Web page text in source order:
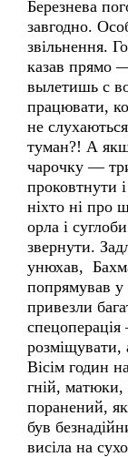
Березнева
завгодно.
звільнення.
казав прямо
вылетишь с
працювати,
не
туман?! А
чарочку —
проковтнути
ніхто ні про
орла і
звернути.
унюхав,
попрямував
привезли
розміщувати,
Вісім годин
гній, матюки,
поранений,
був
висіла на